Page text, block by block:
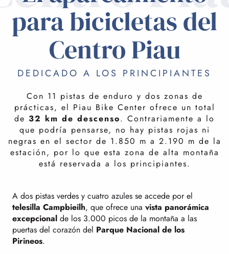
para bicicletas del
Centro Piau
DEDICADO A LOS PRINCIPIANTES
Con 11 pistas de enduro y dos zonas de
prácticas, el Piau Bike Center ofrece un total
de 32 km de descenso. Contrariamente a lo
que podría pensarse, no hay pistas rojas ni
negras en el sector de 1.850 m a 2.190 m de la
estación, por lo que esta zona de alta montaña
está reservada a los principiantes.
A dos pistas verdes y cuatro azules se accede por el
telesilla Campbieilh, que ofrece una vista panorámica
excepcional de los 3.000 picos de la montaña a las
puertas del corazón del Parque Nacional de los
Pirineos.